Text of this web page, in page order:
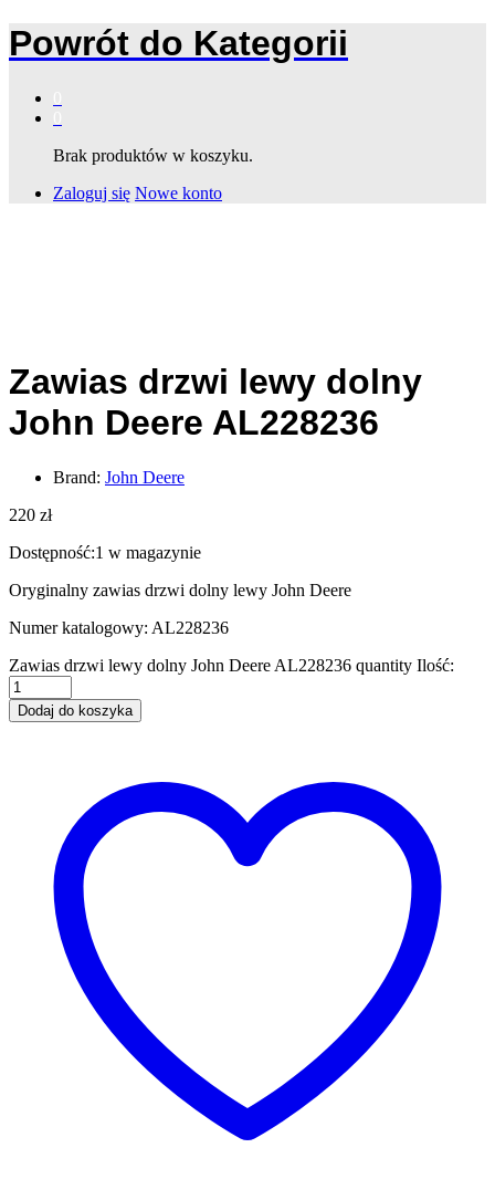
Powrót do Kategorii
Brak produktów w koszyku.
Zaloguj się Nowe konto
Zawias drzwi lewy dolny
John Deere AL228236
Brand: John Deere
220 zł
Dostępność:1 w magazynie
Oryginalny zawias drzwi dolny lewy John Deere
Numer katalogowy: AL228236
Zawias drzwi lewy dolny John Deere AL228236 quantity Ilość:
Dodaj do koszyka